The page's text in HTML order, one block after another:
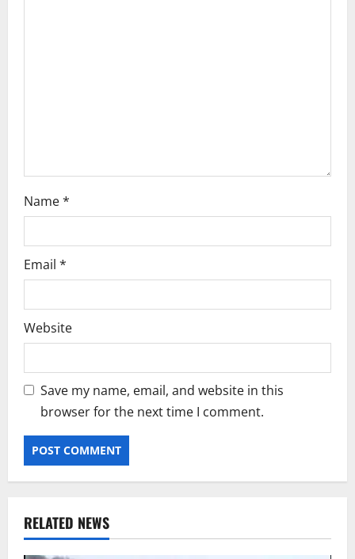
Name*
Email *
Website
Save my name, email, and website in this
browser for the next time I comment.
RELATED NEWS